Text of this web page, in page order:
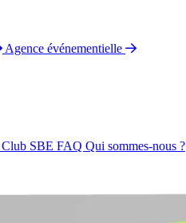
Agence événementielle
Club SBE FAQ Qui sommes-nous ?